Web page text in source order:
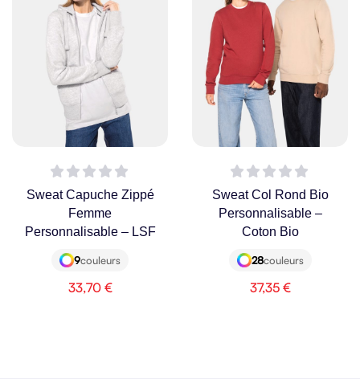
Sweat Capuche Zippé
Femme
Personnalisable – LSF
9couleurs
33,70 €
Sweat Col Rond Bio
Personnalisable –
Coton Bio
28couleurs
37,35 €